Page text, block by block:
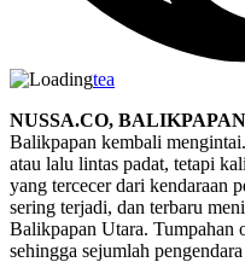
tea
NUSSA.CO, BALIKPAPAN
Balikpapan kembali
atau lalu lintas padat, tetapi
yang tercecer dari kendaraan
sering terjadi, dan terbaru
Balikpapan Utara. Tumpahan
sehingga sejumlah